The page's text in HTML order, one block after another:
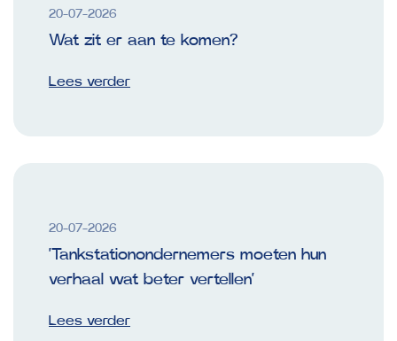
20-07-2026
Wat zit er aan te komen?
Lees verder
20-07-2026
‘Tankstationondernemers moeten hun
verhaal wat beter vertellen’
Lees verder